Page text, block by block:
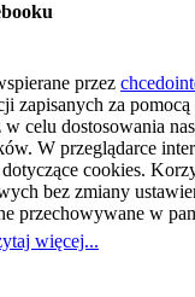
przez
zapisanych za
w celu dostosowania
W przeglądarce
cookies.
bez zmiany
przechowywane w
więcej...